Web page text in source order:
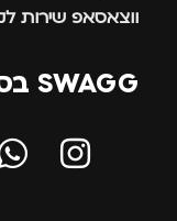
ווצאסאפ שירות
SWAGG בסושיאל